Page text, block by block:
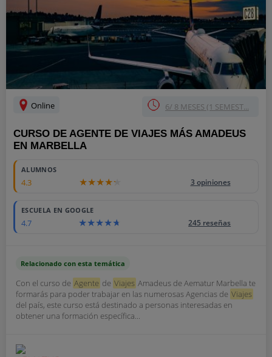
Online 6/ 8 MESES (1 SEMEST...
CURSO DE AGENTE DE VIAJES MÁS AMADEUS
EN MARBELLA
ALUMNOS
4.3 3 opiniones
ESCUELA EN GOOGLE
4.7 245 reseñas
Relacionado con esta temática
Con el curso de Agente de Viajes Amadeus de Aematur Marbella te
formarás para poder trabajar en las numerosas Agencias de Viajes
del país, este curso está destinado a personas interesadas en
obtener una formación específica...